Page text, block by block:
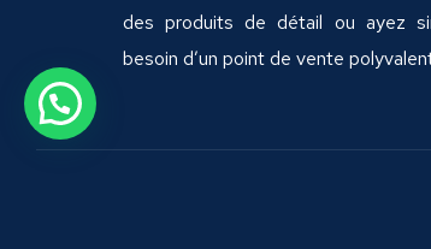
des produits de détail ou ayez
besoin d’un point de vente